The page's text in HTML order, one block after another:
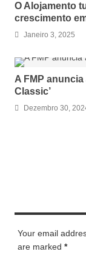
O Alojamento
crescimento
Janeiro 3, 2025
A FMP
Classic’
Dezembro 30,
Your email
are marked *